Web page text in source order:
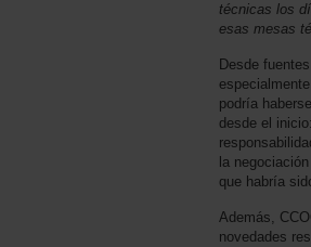
técnicas los
esas mesas
Desde
podría
desde el
la
que habría
Además,
novedades